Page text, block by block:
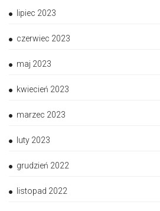
lipiec 2023
czerwiec 2023
maj 2023
kwiecień 2023
marzec 2023
luty 2023
grudzień 2022
listopad 2022